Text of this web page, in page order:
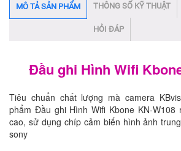
MÔ TẢ SẢN PHẨM THÔNG SỐ KỸ THUẬT
HỎI ĐÁP
Đầu ghi Hình Wifi
Tiêu chuẩn chất lượng mà camera
phẩm Đầu ghi Hình Wifi Kbone KN-W108
cao, sử dụng chíp cảm biến hình ảnh
sony